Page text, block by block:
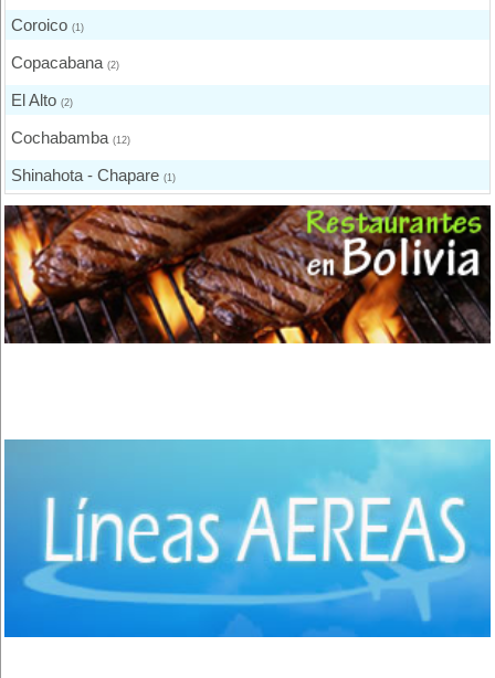
Coroico(1)
Copacabana(2)
El Alto(2)
Cochabamba(12)
Shinahota - Chapare(1)
Puerto Quijarro(2)
Santa Cruz de la Sierra (8)
Oruro(3)
Tarija(2)
Trinidad(1)
Potosí
Uyuni(1)
Villazón (1)